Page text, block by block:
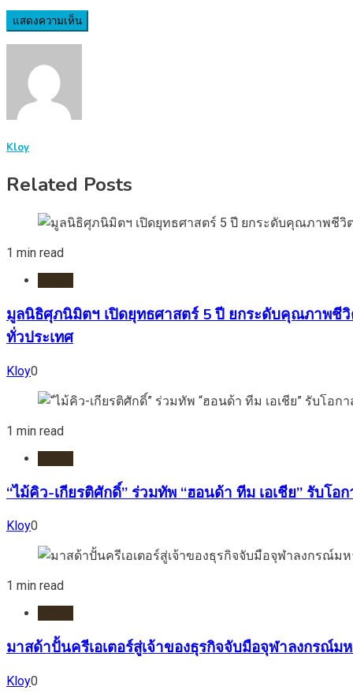
Kloy
Related Posts
1 min read
มูลนิธิศุภนิมิตฯ เปิดยุทธศาสตร์ 5 ปี ยกระดับคุณภาพชี
ทั่วประเทศ
Kloy0
1 min read
“ไม้คิว-เกียรติศักดิ์” ร่วมทัพ “ฮอนด้า ทีม เอเชีย” รับโ
Kloy0
1 min read
มาสด้าปั้นครีเอเตอร์สู่เจ้าของธุรกิจจับมือจุฬาลงกรณ์
Kloy0